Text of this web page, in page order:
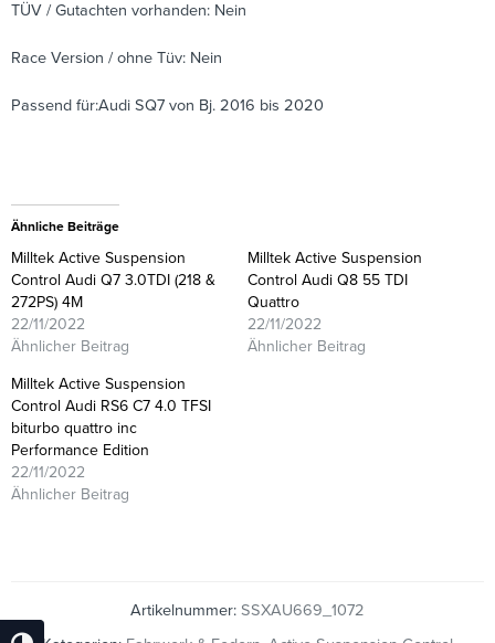
TÜV / Gutachten vorhanden: Nein
Race Version / ohne Tüv: Nein
Passend für:Audi SQ7 von Bj. 2016 bis 2020
Ähnliche Beiträge
Milltek Active Suspension
Control Audi Q7 3.0TDI (218 &
272PS) 4M
22/11/2022
Ähnlicher Beitrag
Milltek Active Suspension
Control Audi Q8 55 TDI
Quattro
22/11/2022
Ähnlicher Beitrag
Milltek Active Suspension
Control Audi RS6 C7 4.0 TFSI
biturbo quattro inc
Performance Edition
22/11/2022
Ähnlicher Beitrag
Artikelnummer: SSXAU669_1072